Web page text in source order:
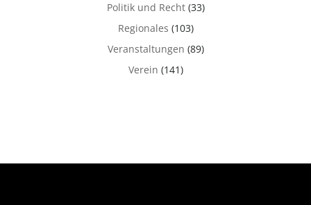
Politik und Recht(33)
Regionales (103)
Veranstaltungen (89)
Verein (141)